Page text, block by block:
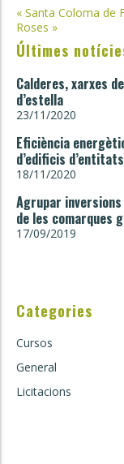
Navegació
d'entrades
« Santa Coloma de
Roses »
Últimes
Calderes, xarxes
d’estella
23/11/2020
Eficiència
d’edificis
18/11/2020
Agrupar
de les comarques
17/09/2019
Categories
Cursos
General
Licitacions